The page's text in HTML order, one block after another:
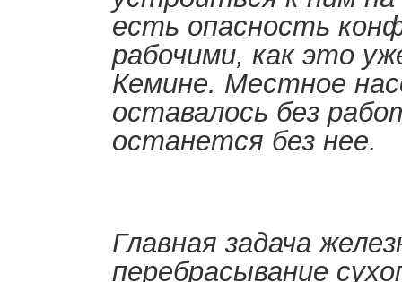
есть опасность
рабочими, как это
Кемине. Местное
оставалось без
останется без нее.
Главная задача
перебрасывание